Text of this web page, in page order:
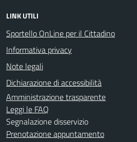
LINK UTILI
Sportello OnLine per il Cittadino
Informativa privacy
Note legali
Dichiarazione di accessibilità
Amministrazione trasparente
Leggi le FAQ
Segnalazione disservizio
Prenotazione appuntamento